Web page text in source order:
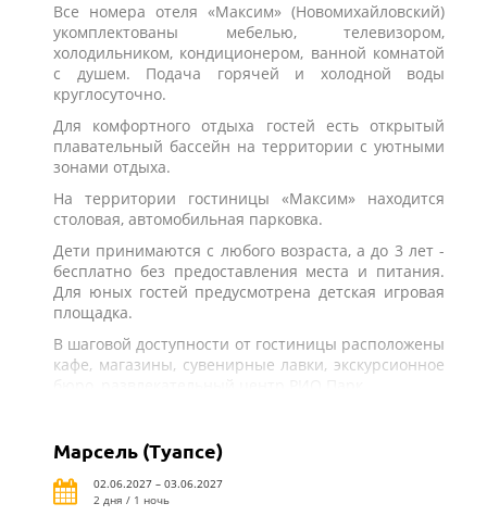
Все номера отеля «Максим» (Новомихайловский)
укомплектованы мебелью, телевизором,
холодильником, кондиционером, ванной комнатой
с душем. Подача горячей и холодной воды
круглосуточно.
Для комфортного отдыха гостей есть открытый
плавательный бассейн на территории с уютными
зонами отдыха.
На территории гостиницы «Максим» находится
столовая, автомобильная парковка.
Дети принимаются с любого возраста, а до 3 лет -
бесплатно без предоставления места и питания.
Для юных гостей предусмотрена детская игровая
площадка.
В шаговой доступности от гостиницы расположены
кафе, магазины, сувенирные лавки, экскурсионное
Марсель (Туапсе)
02.06.2027 – 03.06.2027
2 дня / 1 ночь